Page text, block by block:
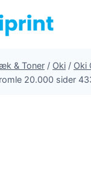
& Toner / Oki / Oki
20.000 sider